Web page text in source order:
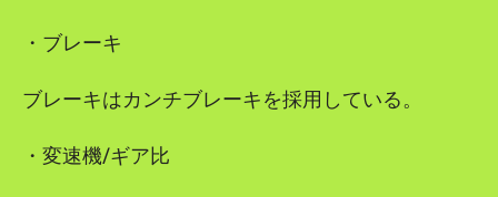
・ブレーキ
ブレーキはカンチブレーキを採用している。
・変速機/ギア比